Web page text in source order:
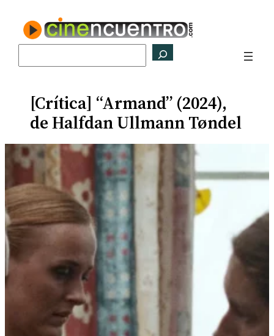
contenido
[Crítica] “Armand” (2024),
de Halfdan Ullmann Tøndel